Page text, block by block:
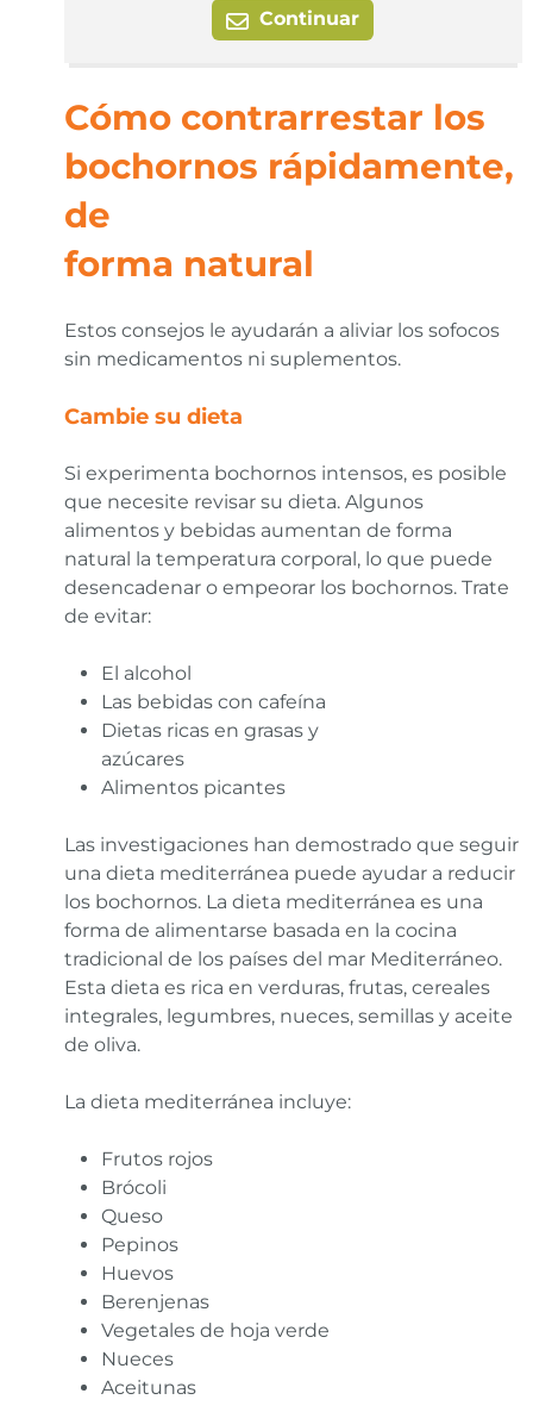
Continuar
Cómo contrarrestar los
bochornos rápidamente,
de
forma natural
Estos consejos le ayudarán a aliviar los sofocos
sin medicamentos ni suplementos.
Cambie su dieta
Si experimenta bochornos intensos, es posible
que necesite revisar su dieta. Algunos
alimentos y bebidas aumentan de forma
natural la temperatura corporal, lo que puede
desencadenar o empeorar los bochornos. Trate
de evitar:
El alcohol
Las bebidas con cafeína
Dietas ricas en grasas y
azúcares
Alimentos picantes
Las investigaciones han demostrado que seguir
una dieta mediterránea puede ayudar a reducir
los bochornos. La dieta mediterránea es una
forma de alimentarse basada en la cocina
tradicional de los países del mar Mediterráneo.
Esta dieta es rica en verduras, frutas, cereales
integrales, legumbres, nueces, semillas y aceite
de oliva.
La dieta mediterránea incluye:
Frutos rojos
Brócoli
Queso
Pepinos
Huevos
Berenjenas
Vegetales de hoja verde
Nueces
Aceitunas